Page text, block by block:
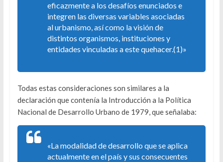
eficazmente a los desafíos enunciados e
integren las diversas variables asociadas
al urbanismo, así como la visión de
distintos organismos, instituciones y
entidades vinculadas a este quehacer.(1)»
Todas estas consideraciones son similares a la
declaración que contenía la Introducción a la Política
Nacional de Desarrollo Urbano de 1979, que señalaba:
«La modalidad de desarrollo que se aplica
actualmente en el país y sus consecuentes